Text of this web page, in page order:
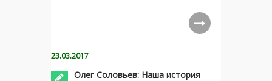
23.03.2017
Олег Соловьев: Наша история